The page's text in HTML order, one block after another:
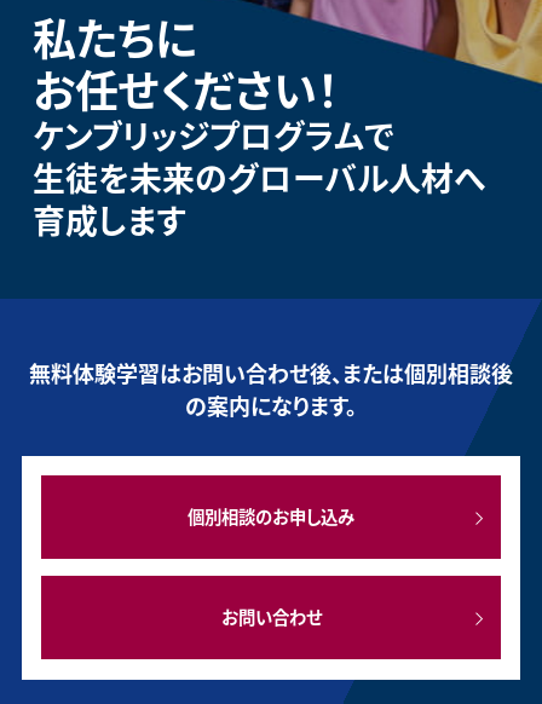
私たちに
お任せください！
ケンブリッジプログラムで
生徒を未来のグローバル人材へ
育成します
無料体験学習はお問い合わせ後、または個別相談後
の案内になります。
個別相談のお申し込み
お問い合わせ